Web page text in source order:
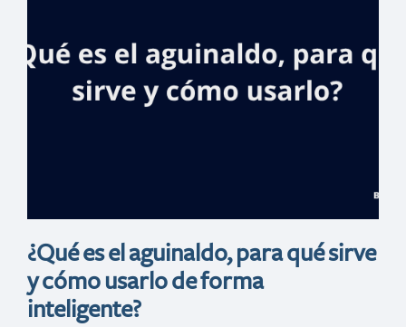
concentran la
agenda de
¿Qué es el aguinaldo, para qué sirve
y cómo usarlo de forma
inteligente?